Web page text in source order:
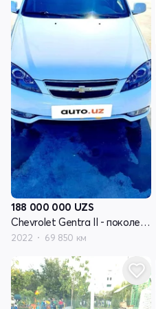
188 000 000 UZS
Chevrolet Gentra II - поколение
2022 69 850 км